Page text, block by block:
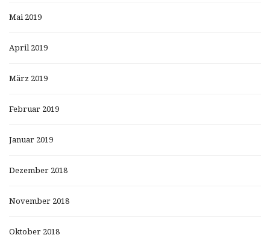
Mai 2019
April 2019
März 2019
Februar 2019
Januar 2019
Dezember 2018
November 2018
Oktober 2018